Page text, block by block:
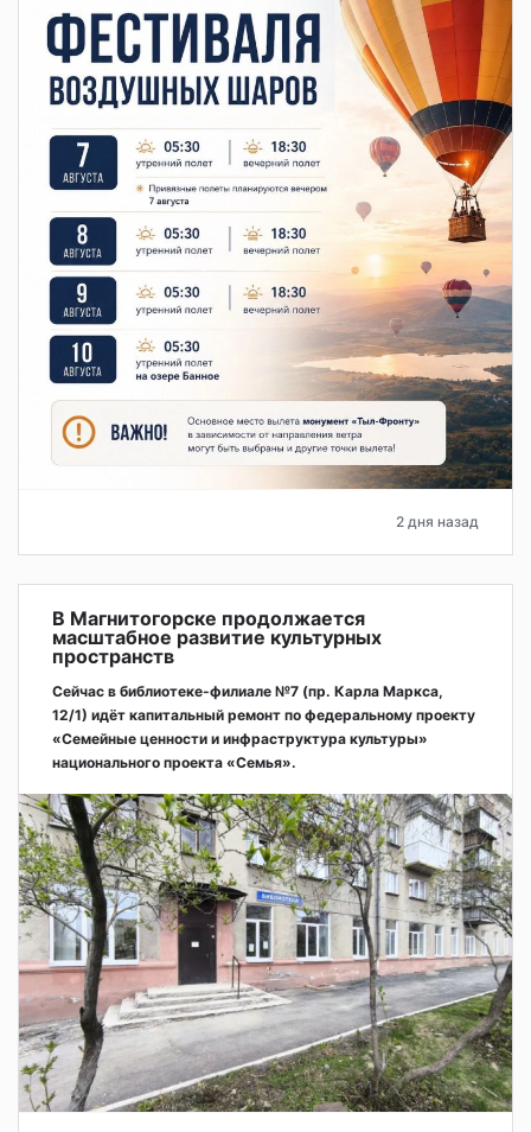
2 дня назад
В Магнитогорске продолжается
масштабное развитие культурных
пространств
Сейчас в библиотеке-филиале №7 (пр. Карла Маркса,
12/1) идёт капитальный ремонт по федеральному проекту
«Семейные ценности и инфраструктура культуры»
национального проекта «Семья».